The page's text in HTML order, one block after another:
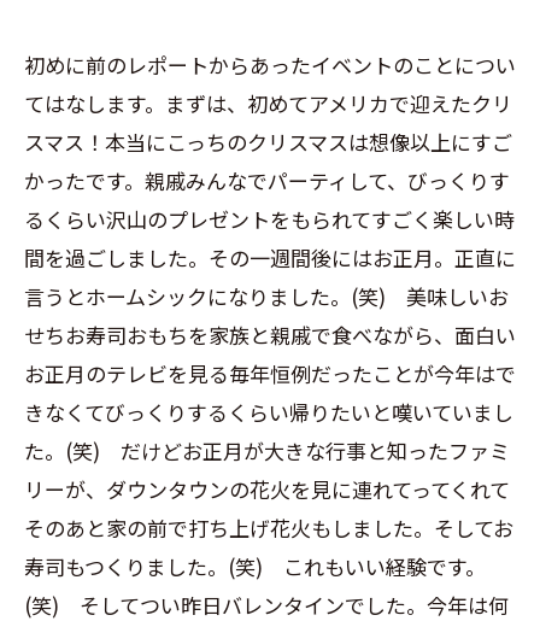
初めに前のレポートからあったイベントのことについ
てはなします。まずは、初めてアメリカで迎えたクリ
スマス！本当にこっちのクリスマスは想像以上にすご
かったです。親戚みんなでパーティして、びっくりす
るくらい沢山のプレゼントをもられてすごく楽しい時
間を過ごしました。その一週間後にはお正月。正直に
言うとホームシックになりました。(笑) 美味しいお
せちお寿司おもちを家族と親戚で食べながら、面白い
お正月のテレビを見る毎年恒例だったことが今年はで
きなくてびっくりするくらい帰りたいと嘆いていまし
た。(笑) だけどお正月が大きな行事と知ったファミ
リーが、ダウンタウンの花火を見に連れてってくれて
そのあと家の前で打ち上げ花火もしました。そしてお
寿司もつくりました。(笑) これもいい経験です。
(笑) そしてつい昨日バレンタインでした。今年は何